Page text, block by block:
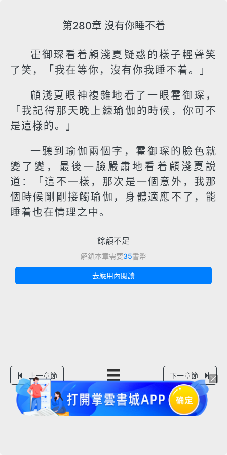
第280章 沒有你睡不着
霍御琛看着顧淺夏疑惑的樣子輕聲笑
了笑，「我在等你，沒有你我睡不着。」
顧淺夏眼神複雜地看了一眼霍御琛，
「我記得那天晚上練瑜伽的時候，你可不
是這樣的。」
一聽到瑜伽兩個字，霍御琛的臉色就
變了變，最後一臉嚴肅地看着顧淺夏說
道：「這不一樣，那次是一個意外，我那
個時候剛剛接觸瑜伽，身體適應不了，能
睡着也在情理之中。
餘額不足
解鎖本章需要35書幣
去應用內閱讀
上一章節 下一章節